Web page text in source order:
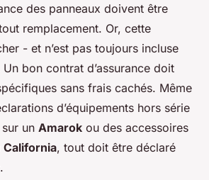
des panneaux doivent être
remplacement. Or, cette
- et n’est pas toujours incluse
bon contrat d’assurance doit
sans frais cachés. Même
d’équipements hors série
un Amarok ou des accessoires
California, tout doit être déclaré